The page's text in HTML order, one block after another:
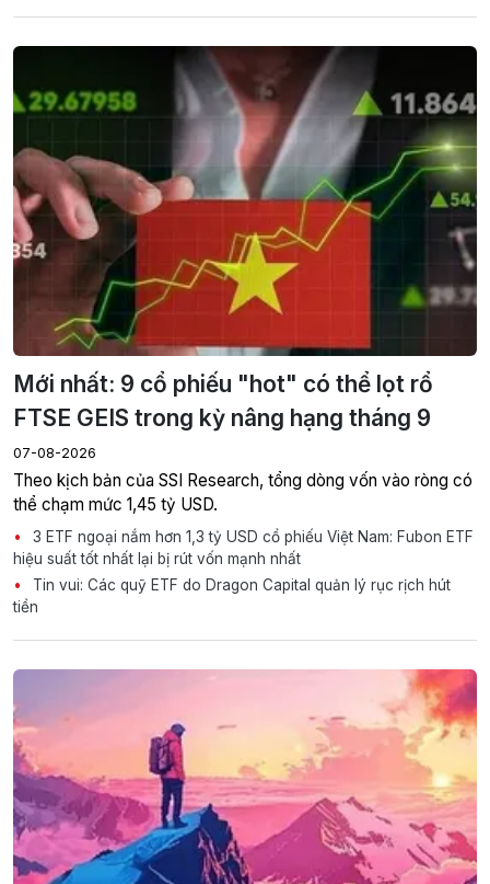
Mới nhất: 9 cổ phiếu "hot" có thể lọt rổ
FTSE GEIS trong kỳ nâng hạng tháng 9
07-08-2026
Theo kịch bản của SSI Research, tổng dòng vốn vào ròng có
thể chạm mức 1,45 tỷ USD.
3 ETF ngoại nắm hơn 1,3 tỷ USD cổ phiếu Việt Nam: Fubon ETF
hiệu suất tốt nhất lại bị rút vốn mạnh nhất
Tin vui: Các quỹ ETF do Dragon Capital quản lý rục rịch hút
tiền